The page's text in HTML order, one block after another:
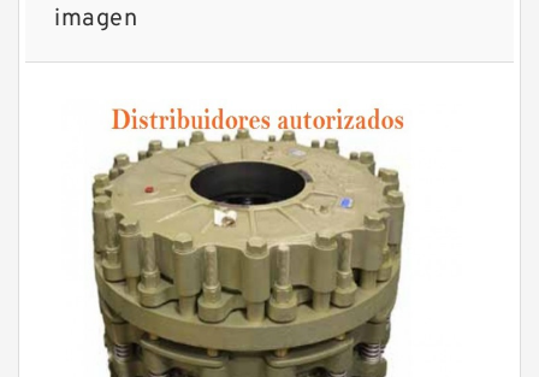
imagen